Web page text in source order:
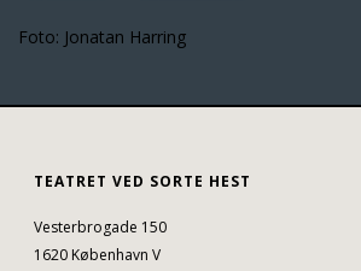
Foto: Jonatan Harring
TEATRET VED SORTE HEST
Vesterbrogade 150
1620 København V